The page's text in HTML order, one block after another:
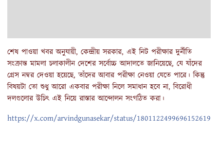
শেষ পাওয়া খবর অনুযায়ী, কেন্দ্রীয় সরকার, এই নিট পরীক্ষার দুর্নীতি
সংক্রান্ত মামলা চলাকালীন দেশের সর্বোচ্চ আদালতে জানিয়েছে, যে যাঁদের
গ্রেস নম্বর দেওয়া হয়েছে, তাঁদের আবার পরীক্ষা নেওয়া যেতে পারে। কিন্তু
বিষয়টা তো শুধু আরো একবার পরীক্ষা নিলে সমাধান হবে না, বিরোধী
দলগুলোর উচিৎ এই নিয়ে রাস্তার আন্দোলন সংগঠিত করা।
https://x.com/arvindgunasekar/status/1801122499696152619